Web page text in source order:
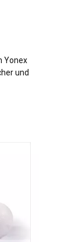
Yonex
und